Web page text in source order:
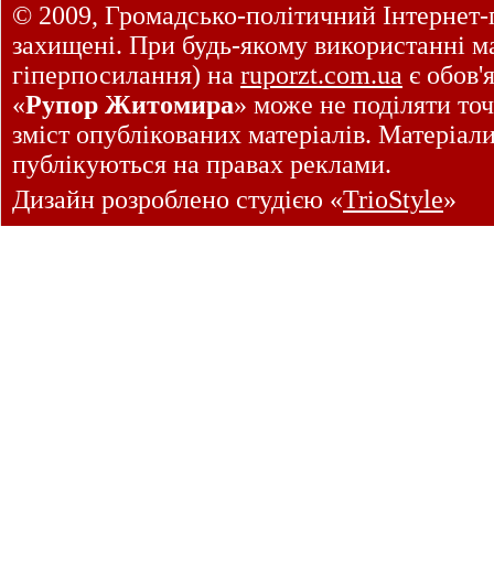
© 2009, Громадсько-політичний
захищені. При будь-якому використанні
гіперпосилання) на ruporzt.com.ua є
«Рупор Житомира» може не поділяти
зміст опублікованих матеріалів.
публікуються на правах реклами.
Дизайн розроблено студією «TrioStyle»